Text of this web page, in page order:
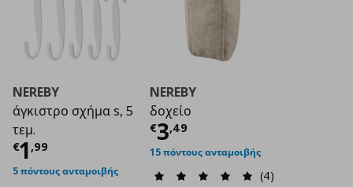
NEREBY
άγκιστρο σχήμα s, 5
τεμ.
€1 ,99
Τρέχουσα τιμή€ 1,99
5 πόντους ανταμοιβής
NEREBY
δοχείο
€3,49
Τρέχουσα τιμή
15 πόντους ανταμοιβής
(4)